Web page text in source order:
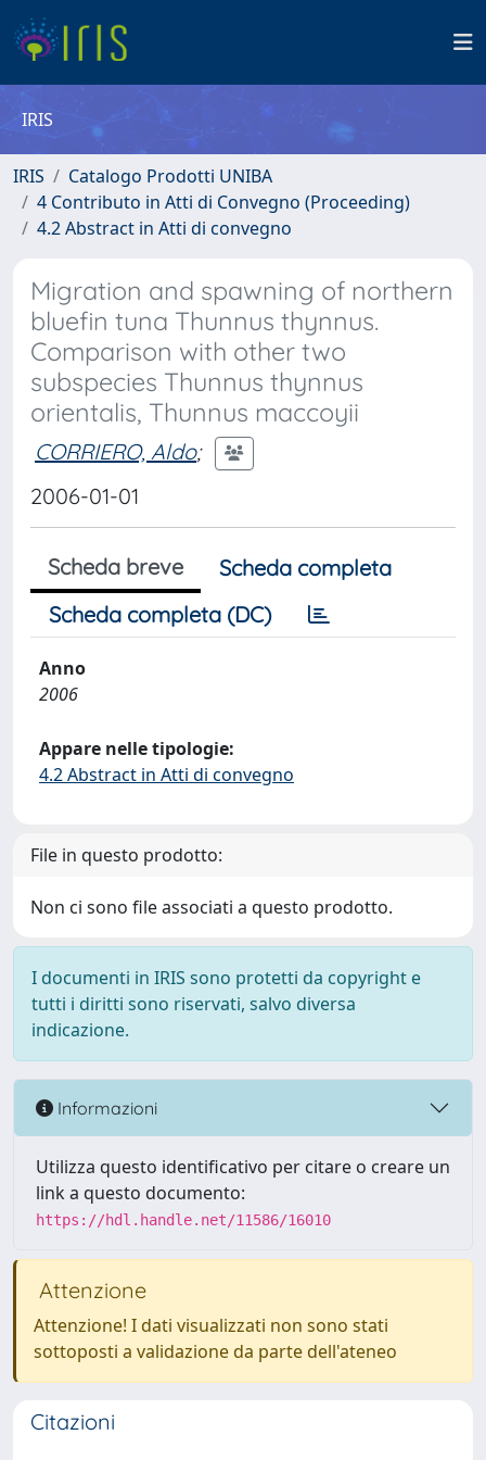
IRIS
IRIS
Catalogo Prodotti UNIBA
4 Contributo in Atti di Convegno (Proceeding)
4.2 Abstract in Atti di convegno
Migration and spawning of northern
bluefin tuna Thunnus thynnus.
Comparison with other two
subspecies Thunnus thynnus
orientalis, Thunnus maccoyii
CORRIERO, Aldo;
2006-01-01
Scheda breve
Scheda completa
Scheda completa (DC)
Anno
2006
Appare nelle tipologie:
4.2 Abstract in Atti di convegno
File in questo prodotto:
Non ci sono file associati a questo prodotto.
I documenti in IRIS sono protetti da copyright e
tutti i diritti sono riservati, salvo diversa
indicazione.
Informazioni
Utilizza questo identificativo per citare o creare un
link a questo documento:
https://hdl.handle.net/11586/16010
Attenzione
Attenzione! I dati visualizzati non sono stati
sottoposti a validazione da parte dell'ateneo
Citazioni